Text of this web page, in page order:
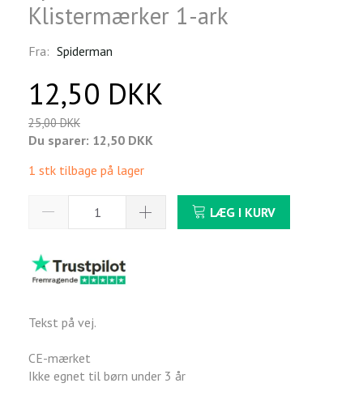
Klistermærker 1-ark
Fra: Spiderman
12,50 DKK
25,00 DKK
Du sparer: 12,50 DKK
1 stk tilbage på lager
LÆG I KURV
Tekst på vej.
CE-mærket
Ikke egnet til børn under 3 år